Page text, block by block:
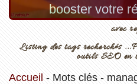
booster votre
avec
Listing des tags recherchés
outils SEO en
Accueil - Mots clés-